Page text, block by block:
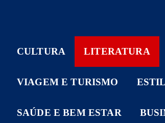
CULTURA LITERATURA
VIAGEM E TURISMO
SAÚDE E BEM ESTAR